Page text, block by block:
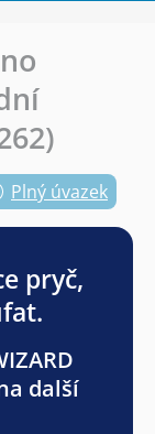
Plný úvazek
pryč,
další